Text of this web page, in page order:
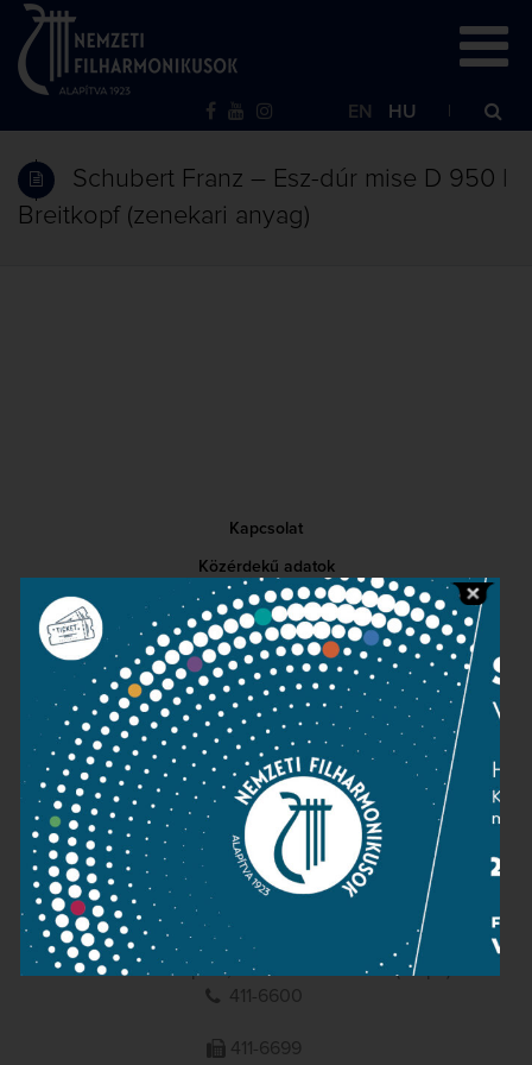
EN HU
Schubert Franz – Esz-dúr mise D 950 |
Breitkopf (zenekari anyag)
Kapcsolat
Közérdekű adatok
Sajtószoba
Adatvédelem
Impresszum
NEMZETI
FILHARMONIKUSOK
1095 Budapest, Komor Marcell u. 1. (Müpa)
411-6600
411-6699